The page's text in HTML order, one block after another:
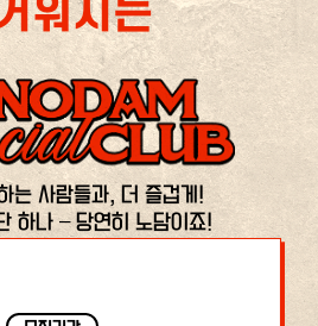
워지는
는 사람들과, 더 즐겁게!
하나 – 당연히 노담이죠!